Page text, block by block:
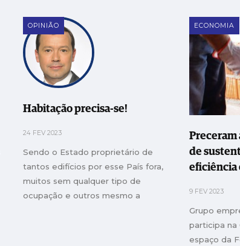
turísticos
OPINIÃO
Habitação precisa-se!
24 FEV 2023
Sendo o Estado proprietário de
tantos edifícios por esse País fora,
muitos sem qualquer tipo de
ocupação e outros mesmo a
ECONOMIA
Preceram
de
eficiência
9 FEV 2023
Grupo
participa na
espaço da